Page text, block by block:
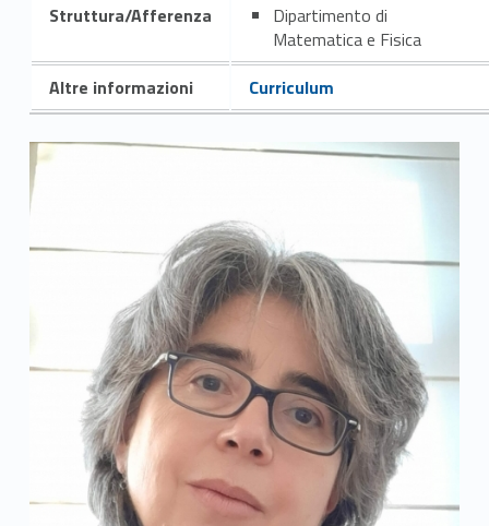
Struttura/Afferenza
Dipartimento di
Matematica e Fisica
Altre informazioni
Curriculum